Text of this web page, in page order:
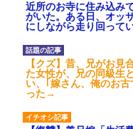
近所のお寺に住み込み
がいた。ある日、オッ
にしながら走り回って
【クズ】昔、兄がお見
た女性が、兄の同級生
い、｢嫁さん、俺のお
った→